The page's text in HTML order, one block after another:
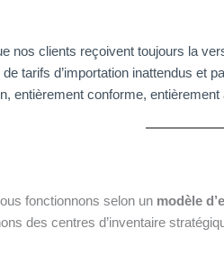
nos clients reçoivent toujours la
tarifs d’importation inattendus et
entièrement conforme,
fonctionnons selon un modèle
des centres d’inventaire